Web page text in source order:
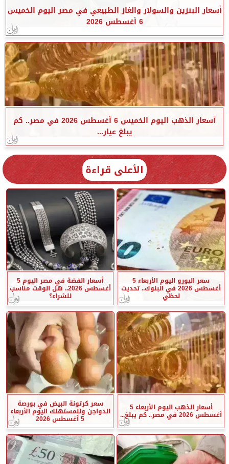
أسعار البنزين والسولار والغاز الطبيعي في مصر اليوم الخميس
6 أغسطس 2026
أسعار الذهب اليوم الخميس 6 أغسطس 2026 في مصر.. كم
يبلغ عيار...
الأعلى قراءة
سعر اليورو اليوم الأربعاء 5
أغسطس 2026 في البنوك.. تحديث
لحظي
أسعار الفضة في مصر اليوم 5
أغسطس 2026.. هل الوقت مناسب
للشراء؟
أسعار الذهب اليوم الأربعاء 5
أغسطس 2026 في مصر.. كم يبلغ...
سعر كرتونة البيض في بورصة
الدواجن وللمستهلك اليوم الأربعاء
5 أغسطس 2026